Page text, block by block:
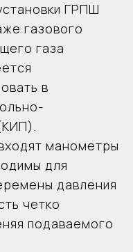
1шт
документация
ГРПШ
газового
газа
в
манометры
для
давления
четко
подаваемого